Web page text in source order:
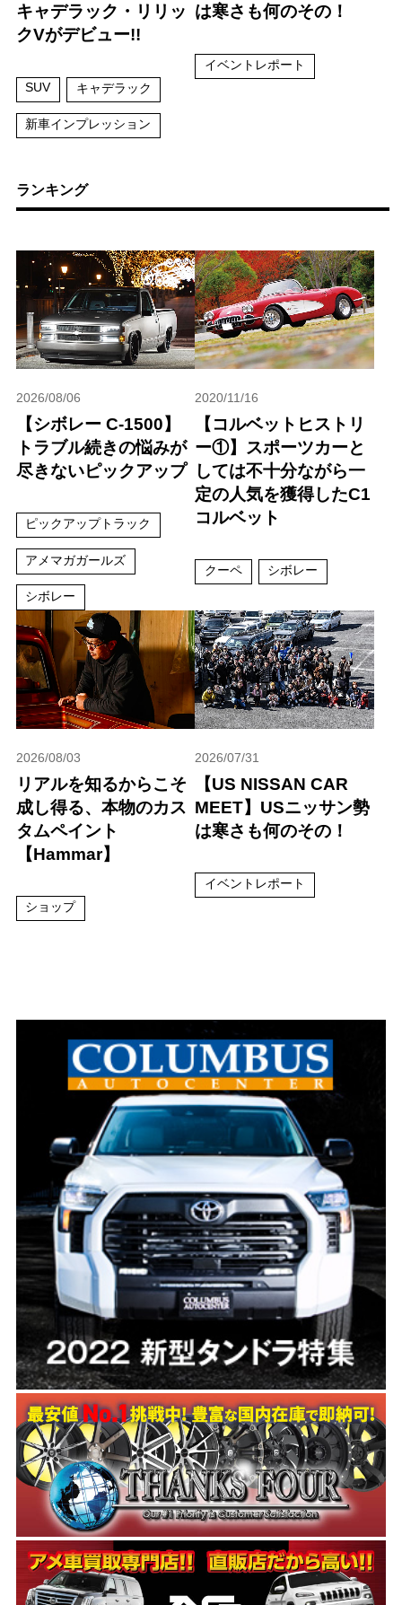
キャデラック・リリッ
クVがデビュー!!
SUV キャデラック
新車インプレッション
は寒さも何のその！
イベントレポート
ランキング
2026/08/06
【シボレー C-1500】
トラブル続きの悩みが
尽きないピックアップ
ピックアップトラック
アメマガガールズ
シボレー
2020/11/16
【コルベットヒストリ
ー①】スポーツカーと
しては不十分ながら一
定の人気を獲得したC1
コルベット
クーペ シボレー
2026/08/03
リアルを知るからこそ
成し得る、本物のカス
タムペイント
【Hammar】
ショップ
2026/07/31
【US NISSAN CAR
MEET】USニッサン勢
は寒さも何のその！
イベントレポート